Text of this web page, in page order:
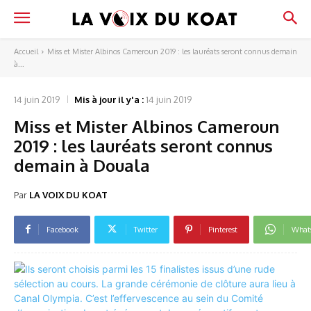
Accueil
Miss et Mister Albinos Cameroun 2019 : les lauréats seront connus demain
à...
14 juin 2019 Mis à jour il y'a :14 juin 2019
Miss et Mister Albinos Cameroun
2019 : les lauréats seront connus
demain à Douala
Par LA VOIX DU KOAT
Facebook Twitter Pinterest